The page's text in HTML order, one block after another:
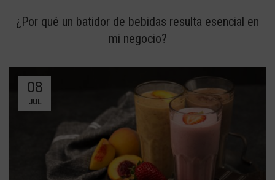
¿Por qué un batidor de bebidas resulta esencial en
mi negocio?
08
JUL